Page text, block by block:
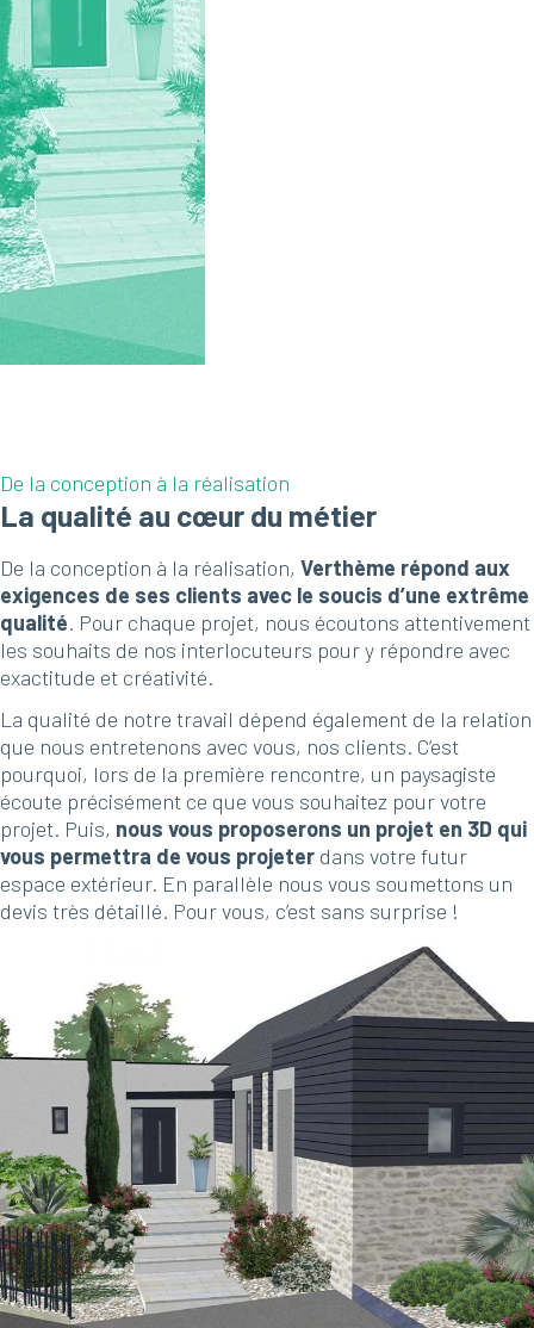
De la conception à la réalisation
La qualité au cœur du métier
De la conception à la réalisation, Verthème répond aux
exigences de ses clients avec le soucis d’une extrême
qualité. Pour chaque projet, nous écoutons attentivement
les souhaits de nos interlocuteurs pour y répondre avec
exactitude et créativité.
La qualité de notre travail dépend également de la relation
que nous entretenons avec vous, nos clients. C’est
pourquoi, lors de la première rencontre, un paysagiste
écoute précisément ce que vous souhaitez pour votre
projet. Puis, nous vous proposerons un projet en 3D qui
vous permettra de vous projeter dans votre futur
espace extérieur. En parallèle nous vous soumettons un
devis très détaillé. Pour vous, c’est sans surprise !